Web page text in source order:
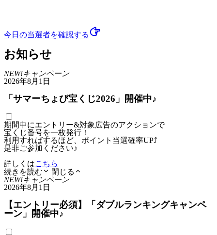
今日の当選者を確認する
お知らせ
NEW!キャンペーン
2026年8月1日
「サマーちょび宝くじ2026」開催中♪
期間中にエントリー&対象広告のアクションで
宝くじ番号を一枚発行！
利用すればするほど、ポイント当選確率UP⤴
是非ご参加ください♪
詳しくはこちら
続きを読む
閉じる
NEW!キャンペーン
2026年8月1日
【エントリー必須】「ダブルランキングキャンペ
ーン」開催中♪